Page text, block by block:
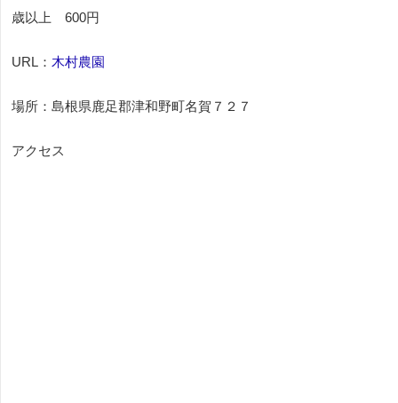
歳以上 600円
URL： 木村農園
場所：島根県鹿足郡津和野町名賀７２７
アクセス